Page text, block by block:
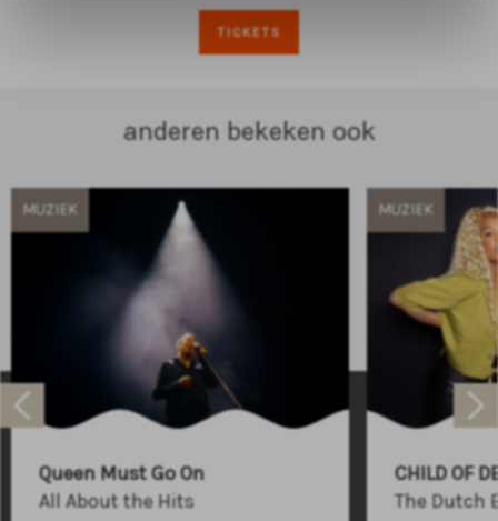
TICKETS
anderen bekeken ook
MUZIEK
Queen Must Go On
All About the Hits
MUZIEK
CHILD OF
The Dutch
+31 (0)591 - 850 856
info@atlastheater.nl